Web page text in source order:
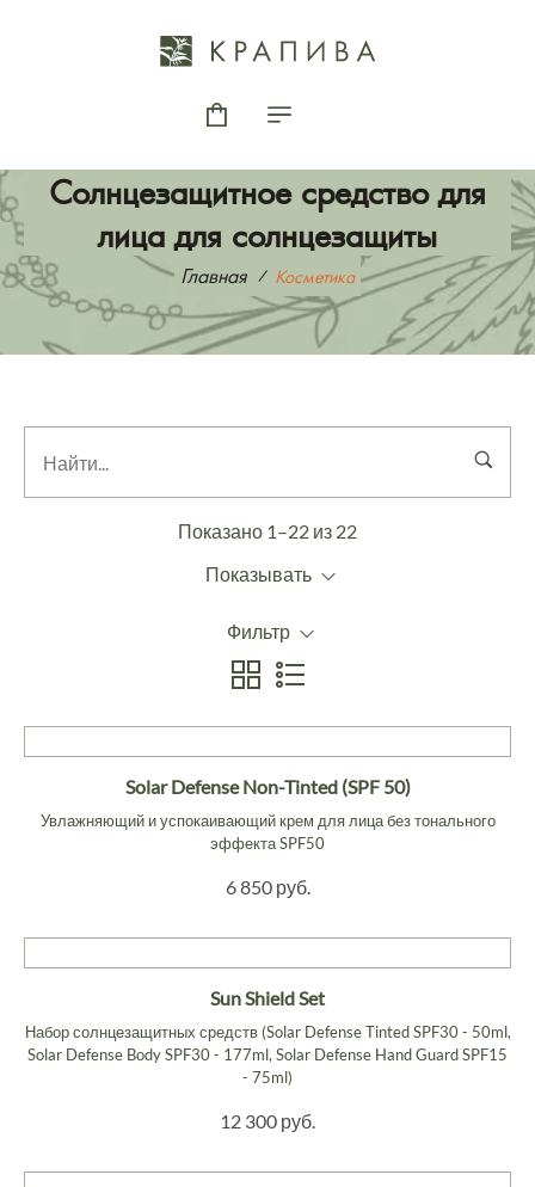
Солнцезащитное средство для
лица для солнцезащиты
Главная Косметика
Показано 1–22 из 22
Показывать
Фильтр
Solar Defense Non-Tinted (SPF 50)
Увлажняющий и успокаивающий крем для лица без тонального
эффекта SPF50
6 850 руб.
Sun Shield Set
Набор солнцезащитных средств (Solar Defense Tinted SPF30 - 50ml,
Solar Defense Body SPF30 - 177ml, Solar Defense Hand Guard SPF15
- 75ml)
12 300 руб.